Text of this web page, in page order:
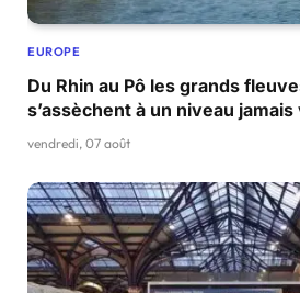
EUROPE
Du Rhin au Pô les grands
s’assèchent à un niveau jamais
vendredi, 07 août